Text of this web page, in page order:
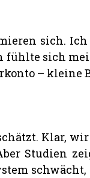
sich.
fühlte sich
– kleine
Klar,
Studien